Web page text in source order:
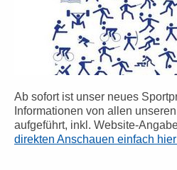
Ab sofort ist unser neues
Informationen von allen
aufgeführt, inkl. Website-
direkten Anschauen einfach